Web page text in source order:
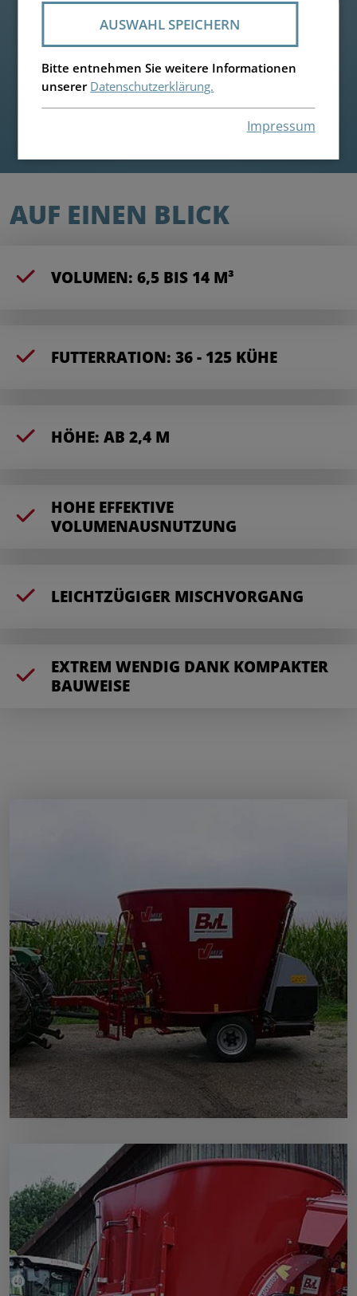
AUF EINEN BLICK
VOLUMEN: 6,5 BIS 14 M³
FUTTERRATION: 36 - 125 KÜHE
HÖHE: AB 2,4 M
HOHE EFFEKTIVE
VOLUMENAUSNUTZUNG
LEICHTZÜGIGER MISCHVORGANG
EXTREM WENDIG DANK KOMPAKTER
BAUWEISE
AUSWAHL SPEICHERN
Bitte entnehmen Sie weitere Informationen
unserer Datenschutzerklärung.
Impressum